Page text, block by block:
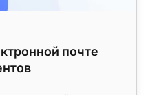
почте